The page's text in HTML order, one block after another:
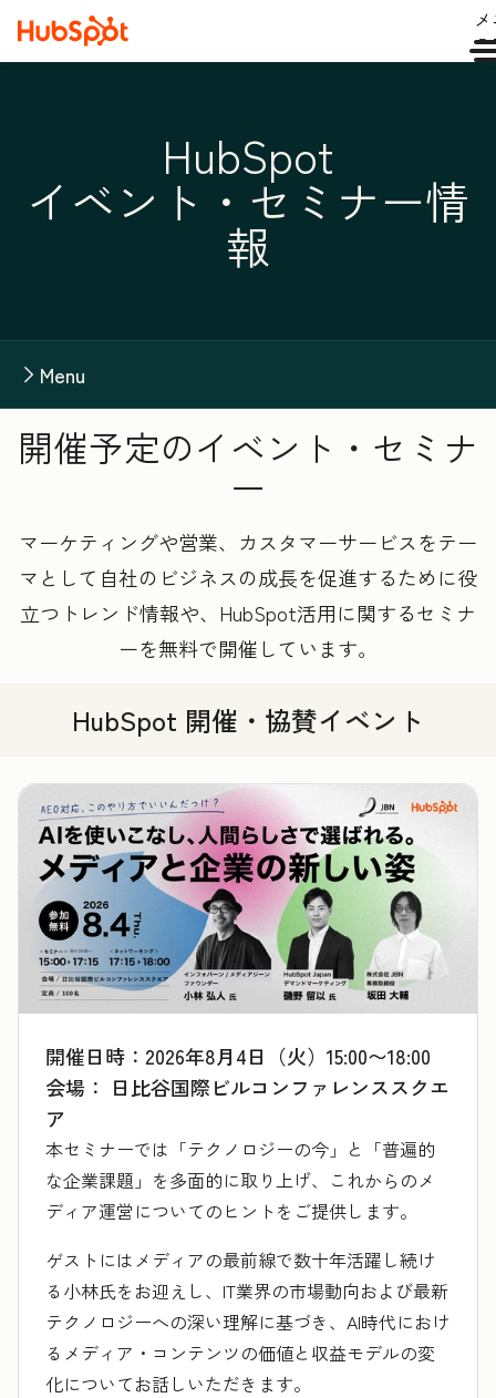
HubSpot
イベント・セミナー情
報
Menu
開催予定のイベント・セミナ
ー
マーケティングや営業、カスタマーサービスをテー
マとして自社のビジネスの成長を促進するために役
立つトレンド情報や、HubSpot活用に関するセミナ
ーを無料で開催しています。
HubSpot 開催・協賛イベント
開催日時：2026年8月4日（火）15:00〜18:00
会場： 日比谷国際ビルコンファレンススクエ
ア
本セミナーでは「テクノロジーの今」と「普遍的
な企業課題」を多面的に取り上げ、これからのメ
ディア運営についてのヒントをご提供します。
ゲストにはメディアの最前線で数十年活躍し続け
る小林氏をお迎えし、IT業界の市場動向および最新
テクノロジーへの深い理解に基づき、AI時代におけ
るメディア・コンテンツの価値と収益モデルの変
化についてお話しいただきます。